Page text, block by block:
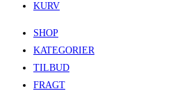
KURV
SHOP
KATEGORIER
TILBUD
FRAGT